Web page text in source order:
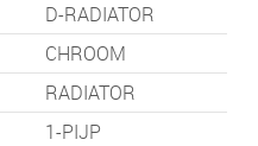
D-RADIATOR
CHROOM
RADIATOR
1-PIJP